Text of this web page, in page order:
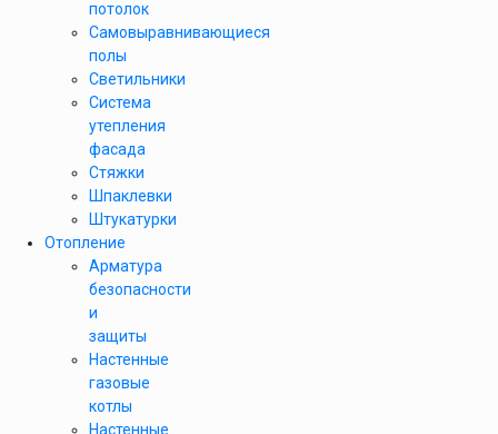
потолок
Самовыравнивающиеся
полы
Светильники
Система
утепления
фасада
Стяжки
Шпаклевки
Штукатурки
Отопление
Арматура
безопасности
и
защиты
Настенные
газовые
котлы
Настенные